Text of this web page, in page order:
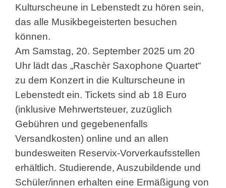
Kulturscheune in Lebenstedt zu hören sein,
das alle Musikbegeisterten besuchen
können.
Am Samstag, 20. September 2025 um 20
Uhr lädt das „Raschèr Saxophone Quartet“
zu dem Konzert in die Kulturscheune in
Lebenstedt ein. Tickets sind ab 18 Euro
(inklusive Mehrwertsteuer, zuzüglich
Gebühren und gegebenenfalls
Versandkosten) online und an allen
bundesweiten Reservix-Vorverkaufsstellen
erhältlich. Studierende, Auszubildende und
Schüler/innen erhalten eine Ermäßigung von